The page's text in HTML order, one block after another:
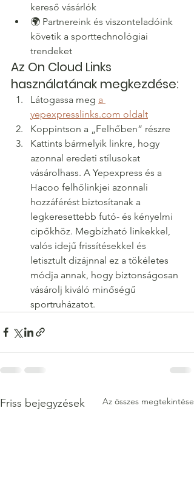
kereső vásárlók
🌍 Partnereink és viszonteladóink
követik a sporttechnológiai
trendeket
Az On Cloud Links
használatának megkezdése:
Látogassa meg a
yepexpresslinks.com oldalt
Koppintson a „Felhőben” részre
Kattints bármelyik linkre, hogy
azonnal eredeti stílusokat
vásárolhass. A Yepexpress és a
Hacoo felhőlinkjei azonnali
hozzáférést biztosítanak a
legkeresettebb futó- és kényelmi
cipőkhöz. Megbízható linkekkel,
valós idejű frissítésekkel és
letisztult dizájnnal ez a tökéletes
módja annak, hogy biztonságosan
vásárolj kiváló minőségű
sportruházatot.
Friss bejegyzések Az összes megtekintése